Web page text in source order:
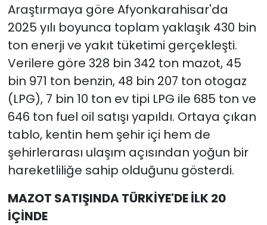
Araştırmaya göre Afyonkarahisar'da
2025 yılı boyunca toplam yaklaşık 430 bin
ton enerji ve yakıt tüketimi gerçekleşti.
Verilere göre 328 bin 342 ton mazot, 45
bin 971 ton benzin, 48 bin 207 ton otogaz
(LPG), 7 bin 10 ton ev tipi LPG ile 685 ton ve
646 ton fuel oil satışı yapıldı. Ortaya çıkan
tablo, kentin hem şehir içi hem de
şehirlerarası ulaşım açısından yoğun bir
hareketliliğe sahip olduğunu gösterdi.
MAZOT SATIŞINDA TÜRKİYE'DE İLK 20
İÇİNDE